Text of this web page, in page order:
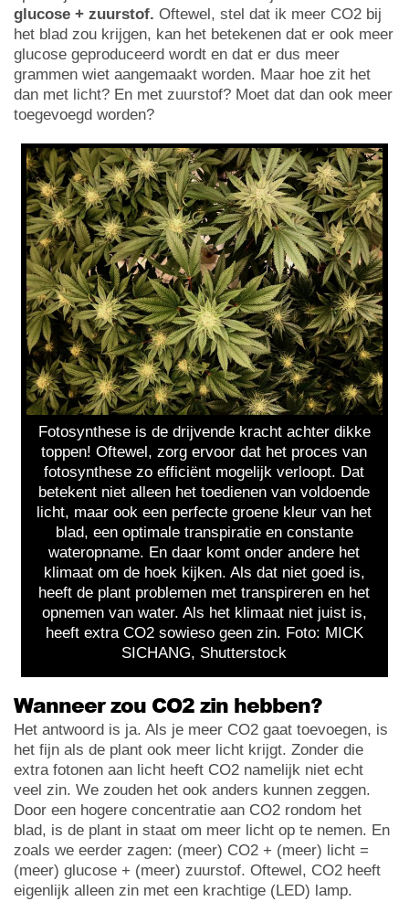
glucose + zuurstof. Oftewel, stel dat ik meer CO2 bij
het blad zou krijgen, kan het betekenen dat er ook meer
glucose geproduceerd wordt en dat er dus meer
grammen wiet aangemaakt worden. Maar hoe zit het
dan met licht? En met zuurstof? Moet dat dan ook meer
toegevoegd worden?
Fotosynthese is de drijvende kracht achter dikke
toppen! Oftewel, zorg ervoor dat het proces van
fotosynthese zo efficiënt mogelijk verloopt. Dat
betekent niet alleen het toedienen van voldoende
licht, maar ook een perfecte groene kleur van het
blad, een optimale transpiratie en constante
wateropname. En daar komt onder andere het
klimaat om de hoek kijken. Als dat niet goed is,
heeft de plant problemen met transpireren en het
opnemen van water. Als het klimaat niet juist is,
heeft extra CO2 sowieso geen zin. Foto: MICK
SICHANG, Shutterstock
Wanneer zou CO2 zin hebben?
Het antwoord is ja. Als je meer CO2 gaat toevoegen, is
het fijn als de plant ook meer licht krijgt. Zonder die
extra fotonen aan licht heeft CO2 namelijk niet echt
veel zin. We zouden het ook anders kunnen zeggen.
Door een hogere concentratie aan CO2 rondom het
blad, is de plant in staat om meer licht op te nemen. En
zoals we eerder zagen: (meer) CO2 + (meer) licht =
(meer) glucose + (meer) zuurstof. Oftewel, CO2 heeft
eigenlijk alleen zin met een krachtige (LED) lamp.